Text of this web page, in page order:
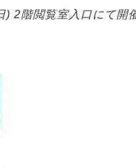
2階閲覧室入口にて開